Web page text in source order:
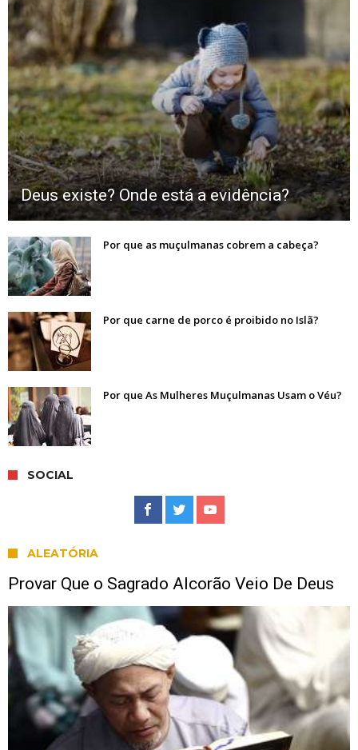
Deus existe? Onde está a evidência?
Por que as muçulmanas cobrem a cabeça?
Por que carne de porco é proibido no Islã?
Por que As Mulheres Muçulmanas Usam o Véu?
SOCIAL
ALEATÓRIA
Provar Que o Sagrado Alcorão Veio De Deus